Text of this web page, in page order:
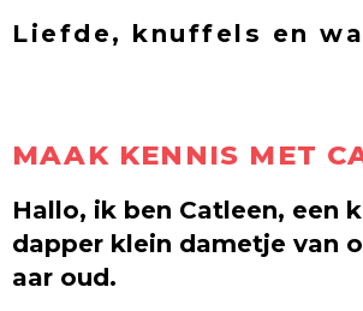
Liefde, knuffels en
MAAK KENNIS MET
Hallo, ik ben Catleen, een
dapper klein dametje van
aar oud.